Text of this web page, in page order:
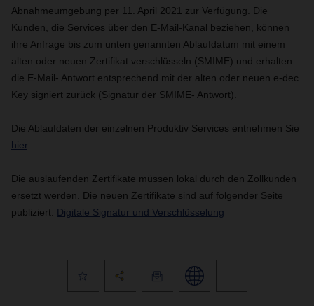
Abnahmeumgebung per 11. April 2021 zur Verfügung. Die
Kunden, die Services über den E-Mail-Kanal beziehen, können
ihre Anfrage bis zum unten genannten Ablaufdatum mit einem
alten oder neuen Zertifikat verschlüsseln (SMIME) und erhalten
die E-Mail- Antwort entsprechend mit der alten oder neuen e-dec
Key signiert zurück (Signatur der SMIME- Antwort).
Die Ablaufdaten der einzelnen Produktiv Services entnehmen Sie
hier
Die auslaufenden Zertifikate müssen lokal durch den Zollkunden
ersetzt werden. Die neuen Zertifikate sind auf folgender Seite
publiziert: Digitale Signatur und Verschlüsselung